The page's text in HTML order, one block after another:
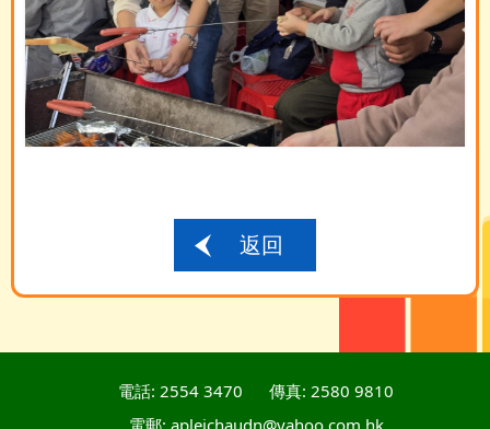
返回
電話: 2554 3470
傳真: 2580 9810
電郵: apleichaudn@yahoo.com.hk